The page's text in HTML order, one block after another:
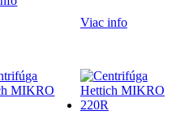
Viac info